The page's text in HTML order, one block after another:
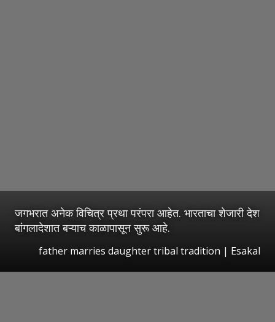
जगभरात अनेक विचित्र प्रथा परंपरा आहेत. भारताचा शेजारी देश
बांगलादेशात बऱ्याच काळापासून सुरू आहे.
father marries daughter tribal tradition | Esakal